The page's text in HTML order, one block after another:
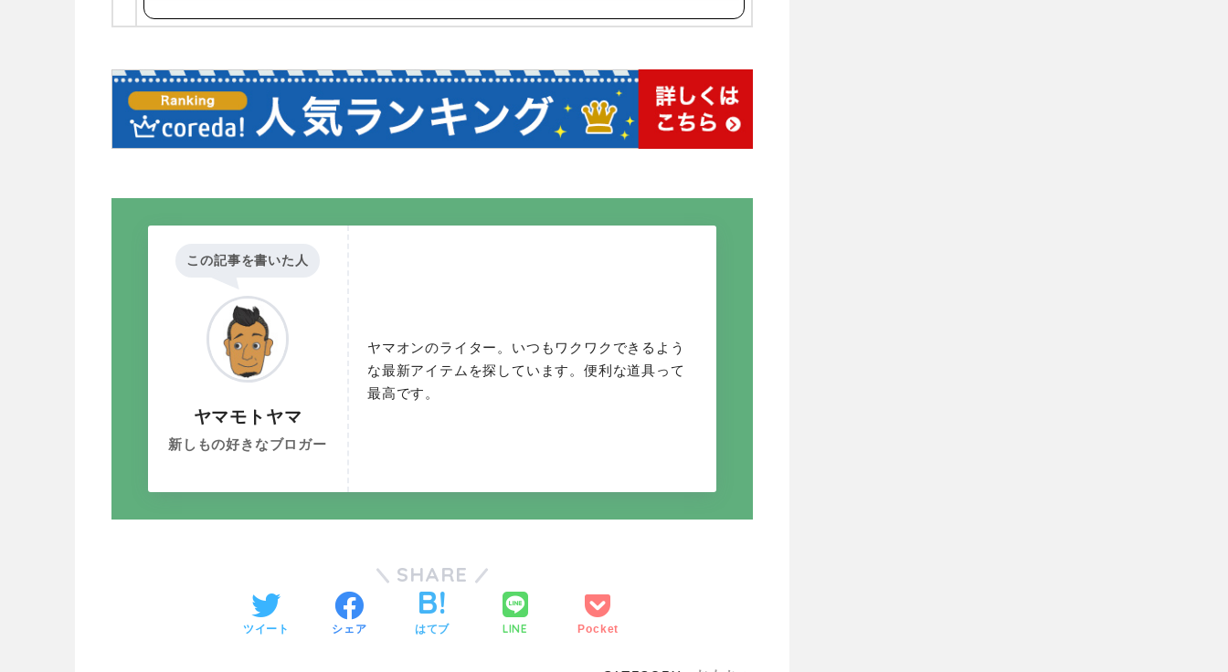
この記事を書いた人
ヤマモトヤマ
新しもの好きなブロガー
ヤマオンのライター。いつもワクワクできるよう
な最新アイテムを探しています。便利な道具って
最高です。
SHARE
ツイート シェア はてブ LINE Pocket